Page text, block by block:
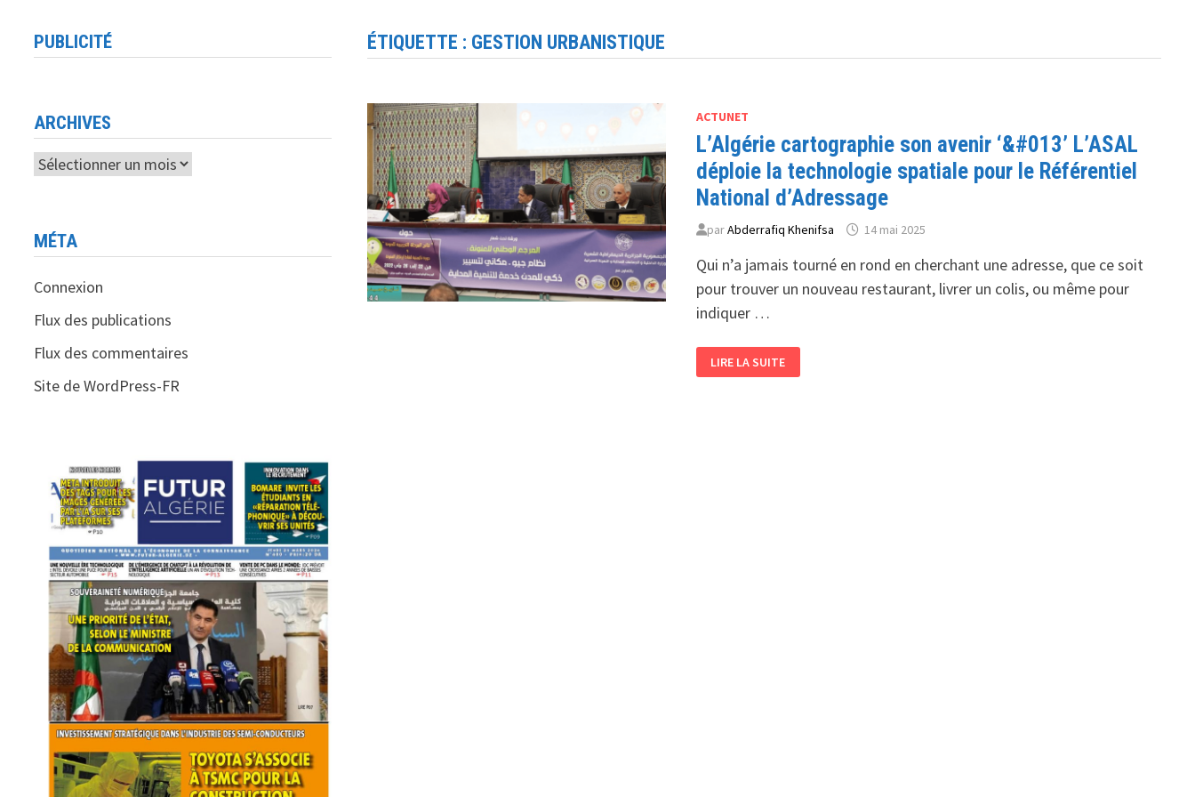
ÉTIQUETTE : GESTION URBANISTIQUE
ACTUNET
L’Algérie cartographie son avenir ‘&#013’ L’ASAL
déploie la technologie spatiale pour le Référentiel
National d’Adressage
parAbderrafiq Khenifsa 14 mai 2025
Qui n’a jamais tourné en rond en cherchant une adresse, que ce soit
pour trouver un nouveau restaurant, livrer un colis, ou même pour
indiquer …
CARTOGRAPHIE
SON
LIRE LA SUITE
PUBLICITÉ
ARCHIVES
Archives
MÉTA
Connexion
Flux des publications
Flux des commentaires
Site de WordPress-FR